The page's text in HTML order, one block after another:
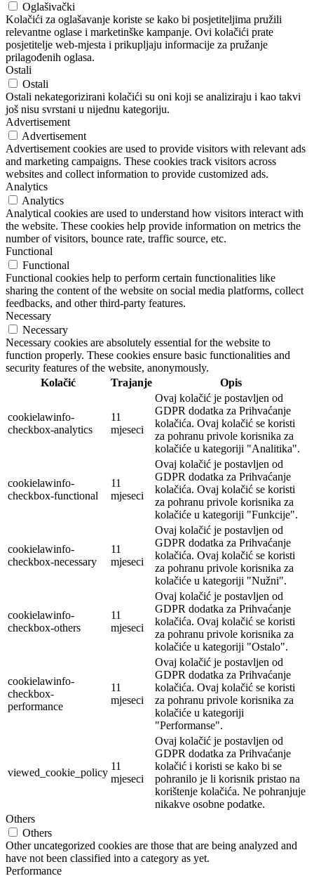
Oglašivački
Kolačići za oglašavanje koriste se kako bi posjetiteljima pružili
relevantne oglase i marketinške kampanje. Ovi kolačići prate
posjetitelje web-mjesta i prikupljaju informacije za pružanje
prilagođenih oglasa.
Ostali
Ostali
Ostali nekategorizirani kolačići su oni koji se analiziraju i kao takvi
još nisu svrstani u nijednu kategoriju.
Advertisement
Advertisement
Advertisement cookies are used to provide visitors with relevant ads
and marketing campaigns. These cookies track visitors across
websites and collect information to provide customized ads.
Analytics
Analytics
Analytical cookies are used to understand how visitors interact with
the website. These cookies help provide information on metrics the
number of visitors, bounce rate, traffic source, etc.
Functional
Functional
Functional cookies help to perform certain functionalities like
sharing the content of the website on social media platforms, collect
feedbacks, and other third-party features.
Necessary
Necessary
Necessary cookies are absolutely essential for the website to
function properly. These cookies ensure basic functionalities and
security features of the website, anonymously.
Kolačić
Trajanje Opis
cookielawinfo-
checkbox-analytics
11
mjeseci
Ovaj kolačić je postavljen od
GDPR dodatka za Prihvaćanje
kolačića. Ovaj kolačić se koristi
za pohranu privole korisnika za
kolačiće u kategoriji "Analitika".
cookielawinfo-
checkbox-functional
11
mjeseci
Ovaj kolačić je postavljen od
GDPR dodatka za Prihvaćanje
kolačića. Ovaj kolačić se koristi
za pohranu privole korisnika za
kolačiće u kategoriji "Funkcije".
cookielawinfo-
checkbox-necessary
11
mjeseci
Ovaj kolačić je postavljen od
GDPR dodatka za Prihvaćanje
kolačića. Ovaj kolačić se koristi
za pohranu privole korisnika za
kolačiće u kategoriji "Nužni".
cookielawinfo-
checkbox-others
11
mjeseci
Ovaj kolačić je postavljen od
GDPR dodatka za Prihvaćanje
kolačića. Ovaj kolačić se koristi
za pohranu privole korisnika za
kolačiće u kategoriji "Ostalo".
cookielawinfo-
checkbox-
performance
11
mjeseci
Ovaj kolačić je postavljen od
GDPR dodatka za Prihvaćanje
kolačića. Ovaj kolačić se koristi
za pohranu privole korisnika za
kolačiće u kategoriji
"Performanse".
viewed_cookie_policy
11
mjeseci
Ovaj kolačić je postavljen od
GDPR dodatka za Prihvaćanje
kolačić i koristi se kako bi se
pohranilo je li korisnik pristao na
korištenje kolačića. Ne pohranjuje
nikakve osobne podatke.
Others
Others
Other uncategorized cookies are those that are being analyzed and
have not been classified into a category as yet.
Performance